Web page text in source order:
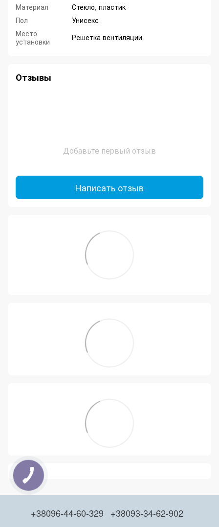
Материал
Стекло, пластик
Пол
Унисекс
Место
установки
Решетка вентиляции
Отзывы
Добавьте первый отзыв
Написать отзыв
+38096-44-60-329 +38093-34-62-902